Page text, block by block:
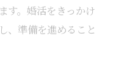
す。婚活をきっかけ
、準備を進めること